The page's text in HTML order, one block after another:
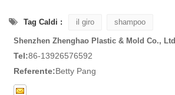
Tag Caldi : il giro shampoo
Shenzhen Zhenghao Plastic & Mold Co., Ltd
Tel:86-13926576592
Referente:Betty Pang